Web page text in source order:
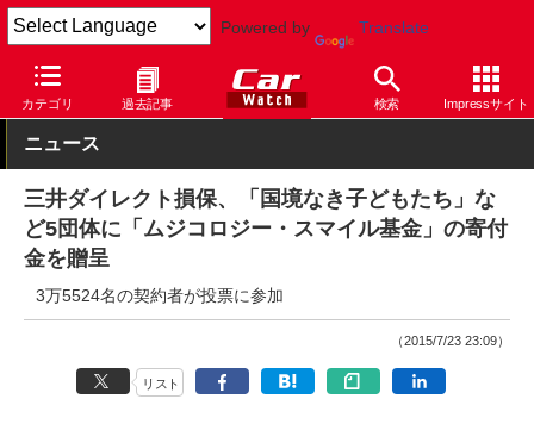
Powered by Translate
カテゴリ 過去記事 検索 Impressサイト
Car Watch 技術 安全 その他
ニュース
三井ダイレクト損保、「国境なき子どもたち」な
ど5団体に「ムジコロジー・スマイル基金」の寄付
金を贈呈
3万5524名の契約者が投票に参加
（2015/7/23 23:09）
リスト